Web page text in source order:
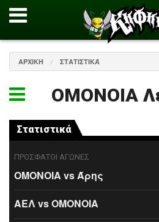
ΑΡΧΙΚΉ ΣΤΑΤΙΣΤΙΚΆ
ΟΜΟΝΟΙΑ
Στατιστικά
ΠΡΟΣΦΑΤΟΙ ΑΓΩΝΕΣ
ΟΜΟΝΟΙΑ vs Άρης
ΑΕΛ vs ΟΜΟΝΟΙΑ